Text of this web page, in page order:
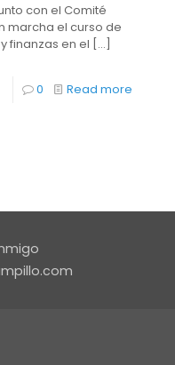
con el Comité
marcha el curso de
finanzas en el […]
0 Read more